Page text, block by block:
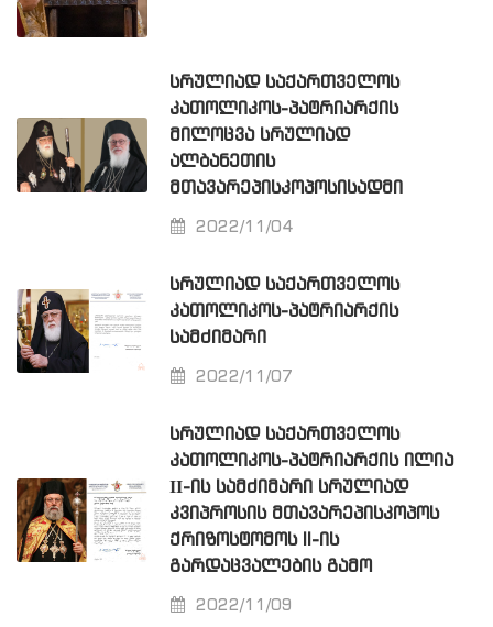
ᲡᲠᲣᲚᲘᲐᲓ ᲡᲐᲥᲐᲠᲗᲕᲔᲚᲝᲡ
ᲙᲐᲗᲝᲚᲘᲙᲝᲡ-ᲞᲐᲢᲠᲘᲐᲠᲥᲘᲡ
ᲛᲘᲚᲝᲪᲕᲐ ᲡᲠᲣᲚᲘᲐᲓ
ᲐᲚᲑᲐᲜᲔᲗᲘᲡ
ᲛᲗᲐᲕᲐᲠᲔᲞᲘᲡᲙᲝᲞᲝᲡᲘᲡᲐᲓᲛᲘ
2022/11/04
ᲡᲠᲣᲚᲘᲐᲓ ᲡᲐᲥᲐᲠᲗᲕᲔᲚᲝᲡ
ᲙᲐᲗᲝᲚᲘᲙᲝᲡ-ᲞᲐᲢᲠᲘᲐᲠᲥᲘᲡ
ᲡᲐᲛᲫᲘᲛᲐᲠᲘ
2022/11/07
ᲡᲠᲣᲚᲘᲐᲓ ᲡᲐᲥᲐᲠᲗᲕᲔᲚᲝᲡ
ᲙᲐᲗᲝᲚᲘᲙᲝᲡ-ᲞᲐᲢᲠᲘᲐᲠᲥᲘᲡ ᲘᲚᲘᲐ
ΙΙ-ᲘᲡ ᲡᲐᲛᲫᲘᲛᲐᲠᲘ ᲡᲠᲣᲚᲘᲐᲓ
ᲙᲕᲘᲞᲠᲝᲡᲘᲡ ᲛᲗᲐᲕᲐᲠᲔᲞᲘᲡᲙᲝᲞᲝᲡ
ᲥᲠᲘᲖᲝᲡᲢᲝᲛᲝᲡ II-ᲘᲡ
ᲒᲐᲠᲓᲐᲪᲕᲐᲚᲔᲑᲘᲡ ᲒᲐᲛᲝ
2022/11/09